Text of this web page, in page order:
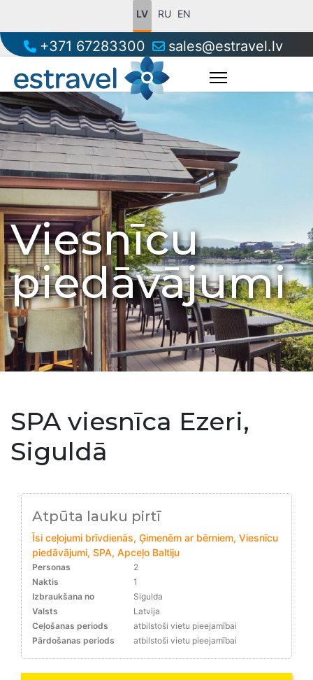
LV RU EN
+371 67283300 sales@estravel.lv
Viesnīcu
piedāvājumi
SPA viesnīca Ezeri,
Siguldā
Atpūta lauku pirtī
Īsi ceļojumi brīvdienās, Ģimenēm ar bērniem, Viesnīcu
piedāvājumi, SPA, Apceļo Baltiju
Personas
2
Naktis
1
Izbraukšana no
Sigulda
Valsts
Latvija
Ceļošanas periods
atbilstoši vietu pieejamībai
Pārdošanas periods
atbilstoši vietu pieejamībai